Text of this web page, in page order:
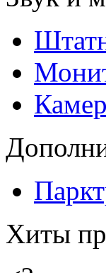
Хиты